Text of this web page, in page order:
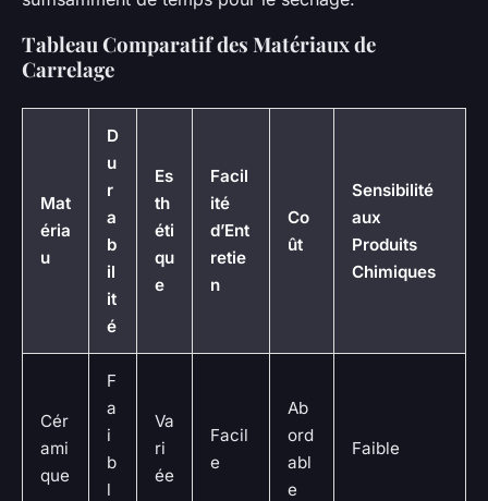
Tableau Comparatif des Matériaux de
Carrelage
Mat
éria
u
D
u
r
a
b
il
it
é
Es
th
éti
qu
e
Facil
ité
d’Ent
retie
n
Co
ût
Sensibilité
aux
Produits
Chimiques
Cér
ami
que
F
a
i
b
l
Va
ri
ée
Facil
e
Ab
ord
abl
e
Faible